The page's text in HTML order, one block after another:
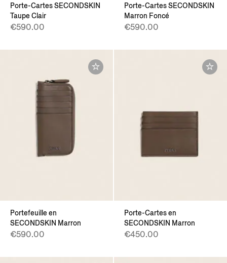
Porte-Cartes SECONDSKIN
Taupe Clair
€590.00
Porte-Cartes SECONDSKIN
Marron Foncé
€590.00
Portefeuille en
SECONDSKIN Marron
€590.00
Porte-Cartes en
SECONDSKIN Marron
€450.00